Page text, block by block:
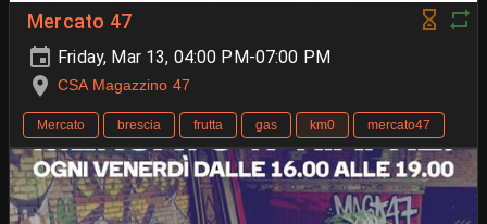
Mercato 47
Friday, Mar 13, 04:00 PM-07:00 PM
CSA Magazzino 47
Mercato brescia frutta gas km0 mercato47